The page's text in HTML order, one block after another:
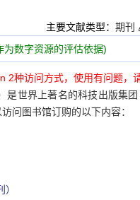
主要文献类型： 期刊
为数字资源的评估依据)
2种访问方式，使用有问题
是世界上著名的科技出版集
问图书馆订购的以下内容：